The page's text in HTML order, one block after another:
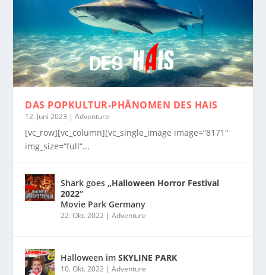
DAS POPKULTUR-PHÄNOMEN DES HAIS
12. Juni 2023 |Adventure
[vc_row][vc_column][vc_single_image image=“8171″
img_size=“full“...
Shark goes„Halloween Horror Festival
2022“
Movie Park Germany
22. Okt. 2022 |Adventure
Halloween imSKYLINE PARK
10. Okt. 2022 |Adventure